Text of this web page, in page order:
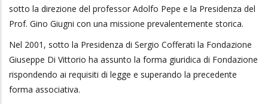
sotto la direzione del professor Adolfo Pepe e la Presidenza del
Prof. Gino Giugni con una missione prevalentemente storica.
Nel 2001, sotto la Presidenza di Sergio Cofferati la Fondazione
Giuseppe Di Vittorio ha assunto la forma giuridica di Fondazione
rispondendo ai requisiti di legge e superando la precedente
forma associativa.